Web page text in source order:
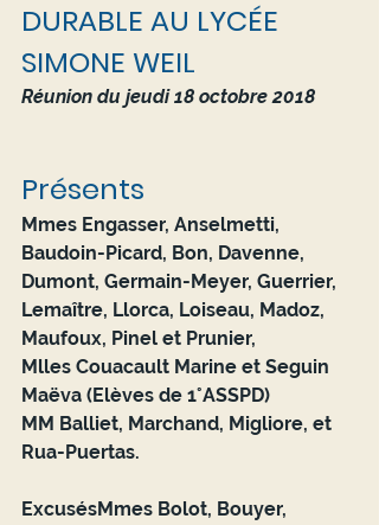
DURABLE AU LYCÉE
SIMONE WEIL
Réunion du jeudi 18 octobre 2018
Présents
Mmes Engasser, Anselmetti,
Baudoin-Picard, Bon, Davenne,
Dumont, Germain-Meyer, Guerrier,
Lemaître, Llorca, Loiseau, Madoz,
Maufoux, Pinel et Prunier,
Mlles Couacault Marine et Seguin
Maëva (Elèves de 1°ASSPD)
MM Balliet, Marchand, Migliore, et
Rua-Puertas.
ExcusésMmes Bolot, Bouyer,